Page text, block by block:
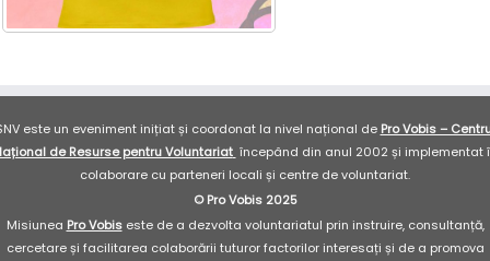
este un eveniment inițiat și coordonat la nivel național de Pro Vobis –
de Resurse pentru Voluntariat începând din anul 2002 și implementat
colaborare cu parteneri locali și centre de voluntariat.
© Pro Vobis 2025
Misiunea Pro Vobiseste de a dezvolta voluntariatul prin instruire, consultanță,
cercetare și facilitarea colaborării tuturor factorilor interesați și de a promova